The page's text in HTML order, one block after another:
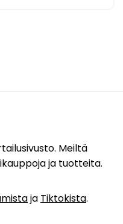
Meiltä
ja tuotteita.
ja Tiktokista.